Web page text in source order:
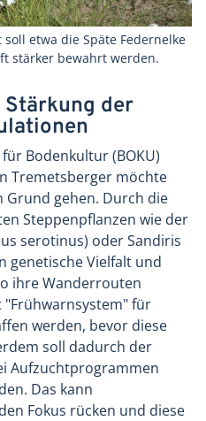
etwa die Späte Federnelke
stärker bewahrt werden.
der
Bodenkultur (BOKU)
Tremetsberger möchte
Grund gehen. Durch die
Steppenpflanzen wie der
serotinus) oder Sandiris
genetische Vielfalt und
ihre Wanderrouten
"Frühwarnsystem" für
werden, bevor diese
soll dadurch der
Aufzuchtprogrammen
Das kann
Fokus rücken und diese